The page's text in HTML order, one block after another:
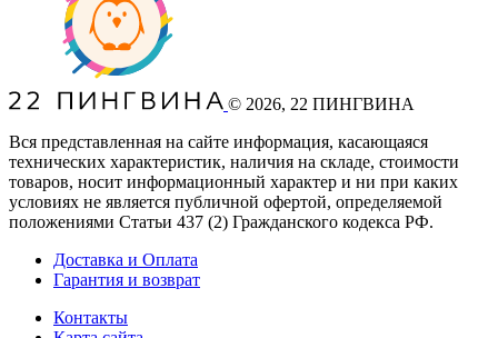
© 2026, 22 ПИНГВИНА
Вся представленная на сайте информация, касающаяся
технических характеристик, наличия на складе, стоимости
товаров, носит информационный характер и ни при каких
условиях не является публичной офертой, определяемой
положениями Статьи 437 (2) Гражданского кодекса РФ.
Доставка и Оплата
Гарантия и возврат
Контакты